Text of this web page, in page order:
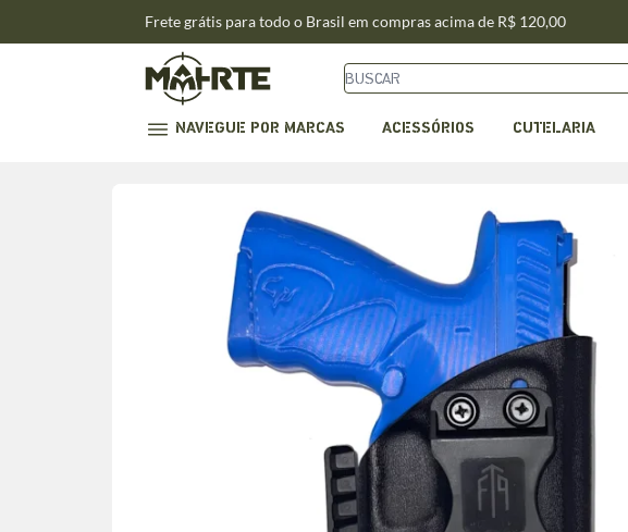
Frete grátis para todo o Brasil em compras acima de R$ 120,00
NAVEGUE POR MARCAS ACESSÓRIOS CUTELARIA